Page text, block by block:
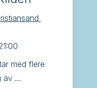
med flere
av